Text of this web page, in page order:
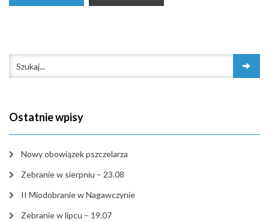
Ostatnie wpisy
Nowy obowiązek pszczelarza
Zebranie w sierpniu – 23.08
II Miodobranie w Nagawczynie
Zebranie w lipcu – 19.07